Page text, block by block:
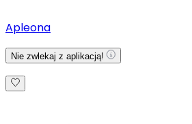
Apleona
Nie zwlekaj z aplikacją!